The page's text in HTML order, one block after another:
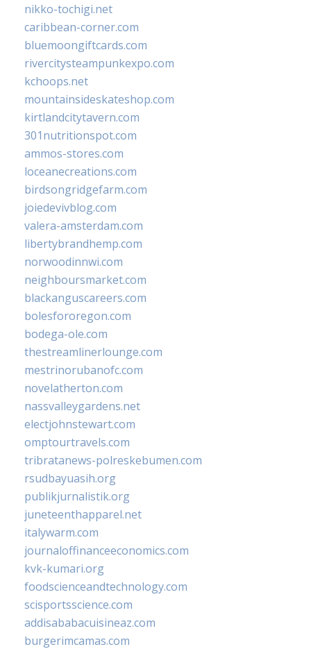
nikko-tochigi.net
caribbean-corner.com
bluemoongiftcards.com
rivercitysteampunkexpo.com
kchoops.net
mountainsideskateshop.com
kirtlandcitytavern.com
301nutritionspot.com
ammos-stores.com
loceanecreations.com
birdsongridgefarm.com
joiedevivblog.com
valera-amsterdam.com
libertybrandhemp.com
norwoodinnwi.com
neighboursmarket.com
blackanguscareers.com
bolesfororegon.com
bodega-ole.com
thestreamlinerlounge.com
mestrinorubanofc.com
novelatherton.com
nassvalleygardens.net
electjohnstewart.com
omptourtravels.com
tribratanews-polreskebumen.com
rsudbayuasih.org
publikjurnalistik.org
juneteenthapparel.net
italywarm.com
journaloffinanceeconomics.com
kvk-kumari.org
foodscienceandtechnology.com
scisportsscience.com
addisababacuisineaz.com
burgerimcamas.com